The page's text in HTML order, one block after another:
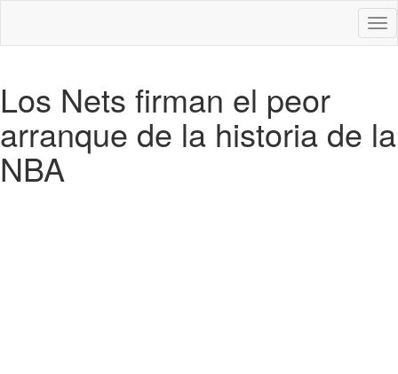
Los Nets firman el peor
arranque de la historia de la
NBA